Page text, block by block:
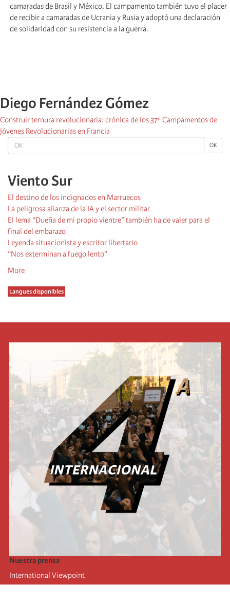
OK OK
Viento Sur
El destino de los indignados en Marruecos
La peligrosa alianza de la IA y el sector militar
El lema “Dueña de mi propio vientre” también ha de valer para el
final del embarazo
Leyenda situacionista y escritor libertario
“Nos exterminan a fuego lento”
More
Langues disponibles
camaradas de Brasil y México. El campamento también tuvo el placer
de recibir a camaradas de Ucrania y Rusia y adoptó una declaración
de solidaridad con su resistencia a la guerra.
Diego Fernández Gómez
Construir ternura revolucionaria: crónica de los 37º Campamentos de
Jóvenes Revolucionarias en Francia
Nuestra prensa
International Viewpoint